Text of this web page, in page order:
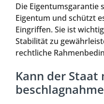
Die Eigentumsgarantie
Eigentum und schützt
Eingriffen. Sie ist
Stabilität zu
rechtliche
Kann der Staat